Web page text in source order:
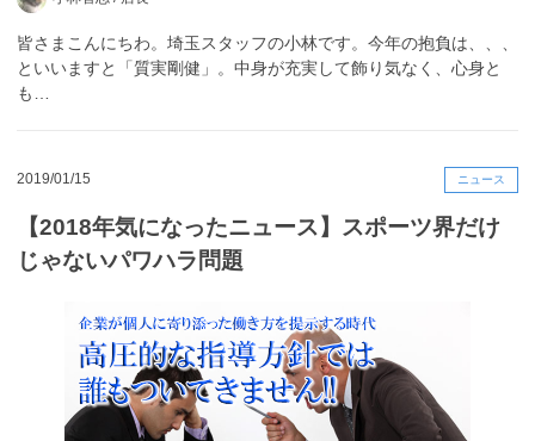
皆さまこんにちわ。埼玉スタッフの小林です。今年の抱負は、、、
といいますと「質実剛健」。中身が充実して飾り気なく、心身と
も…
2019/01/15 ニュース
【2018年気になったニュース】スポーツ界だけ
じゃないパワハラ問題